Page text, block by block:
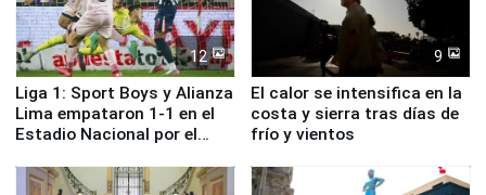
12
Liga 1: Sport Boys y Alianza
Lima empataron 1-1 en el
Estadio Nacional por el
9
El calor se intensifica en la
costa y sierra tras días de
frío y vientos